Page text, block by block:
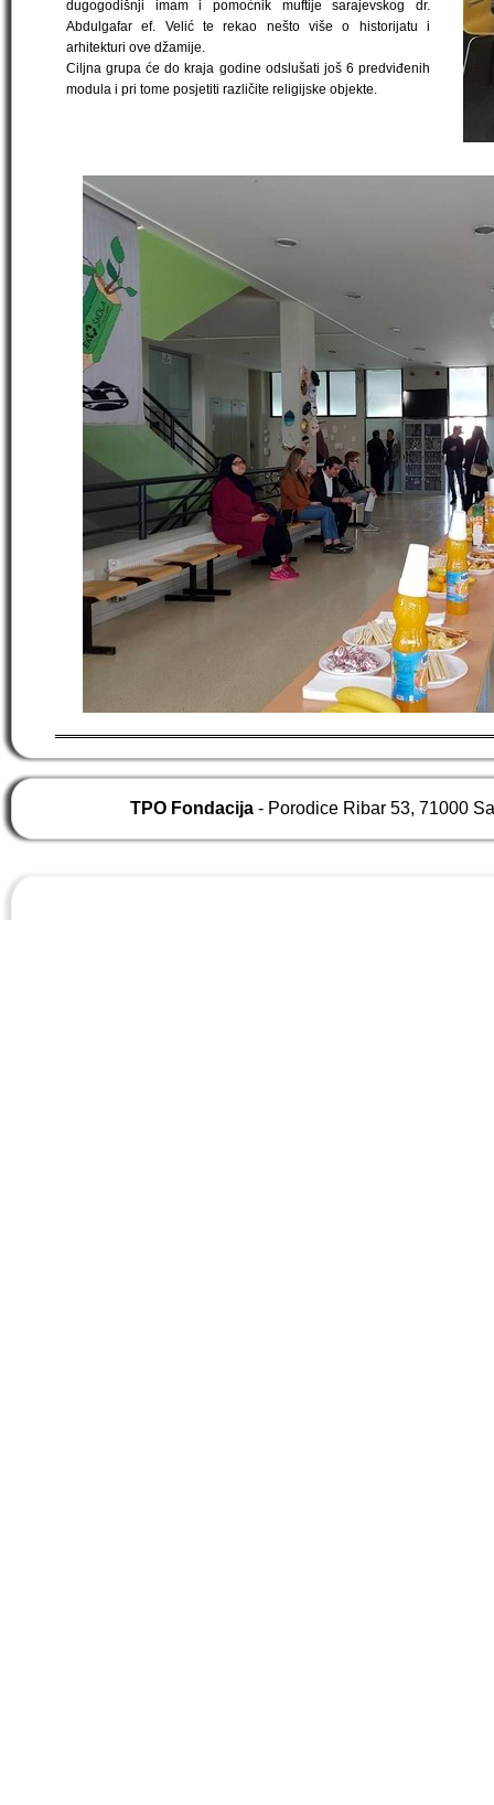
dugogodišnji imam i pomoćnik muftije sarajevskog dr.
Abdulgafar ef. Velić te rekao nešto više o historijatu i
arhitekturi ove džamije.
Ciljna grupa će do kraja godine odslušati još 6 predviđenih
modula i pri tome posjetiti različite religijske objekte.
TPO Fondacija - Porodice Ribar 53, 71000